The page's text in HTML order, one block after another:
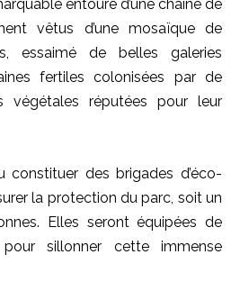
entouré d’une chaîne de
vêtus d’une mosaïque de
essaimé de belles galeries
fertiles colonisées par de
végétales réputées pour leur
constituer des brigades d’éco-
la protection du parc, soit un
Elles seront équipées de
sillonner cette immense